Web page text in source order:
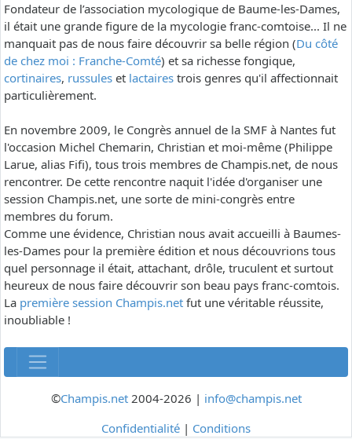
Fondateur de l’association mycologique de Baume-les-Dames,
il était une grande figure de la mycologie franc-comtoise... Il ne
manquait pas de nous faire découvrir sa belle région (Du côté
de chez moi : Franche-Comté) et sa richesse fongique,
cortinaires, russules et lactaires trois genres qu'il affectionnait
particulièrement.
En novembre 2009, le Congrès annuel de la SMF à Nantes fut
l'occasion Michel Chemarin, Christian et moi-même (Philippe
Larue, alias Fifi), tous trois membres de Champis.net, de nous
rencontrer. De cette rencontre naquit l'idée d'organiser une
session Champis.net, une sorte de mini-congrès entre
membres du forum.
Comme une évidence, Christian nous avait accueilli à Baumes-
les-Dames pour la première édition et nous découvrions tous
quel personnage il était, attachant, drôle, truculent et surtout
heureux de nous faire découvrir son beau pays franc-comtois.
La première session Champis.net fut une véritable réussite,
inoubliable !
©Champis.net2004-2026 | info@champis.net
Confidentialité | Conditions